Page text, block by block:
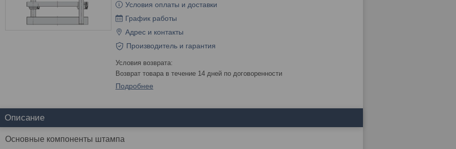
Условия оплаты и доставки
График работы
Адрес и контакты
Производитель и гарантия
возврат товара в течение 14 дней по договоренности
Подробнее
Описание
Основные компоненты штампа